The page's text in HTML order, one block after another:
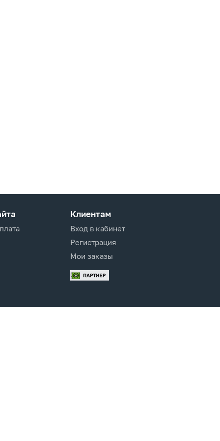
Клиентам
Вход в кабинет
Регистрация
Мои заказы